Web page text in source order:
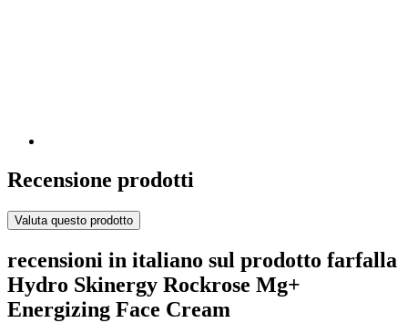
Recensione prodotti
Valuta questo prodotto
recensioni in italiano sul prodotto farfalla
Hydro Skinergy Rockrose Mg+
Energizing Face Cream